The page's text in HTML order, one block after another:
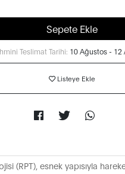
Sepete Ekle
Teslimat Tarihi: 10 Ağustos - 12
Listeye Ekle
(RPT), esnek yapısıyla